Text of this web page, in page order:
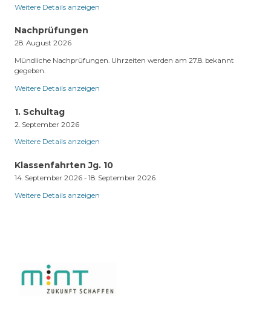
Weitere Details anzeigen
Nachprüfungen
28. August 2026
Mündliche Nachprüfungen. Uhrzeiten werden am 27.8. bekannt
gegeben.
Weitere Details anzeigen
1. Schultag
2. September 2026
Weitere Details anzeigen
Klassenfahrten Jg. 10
14. September 2026 - 18. September 2026
Weitere Details anzeigen